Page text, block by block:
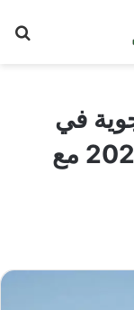
في
اليوم الوطني السعودي 2025 مع